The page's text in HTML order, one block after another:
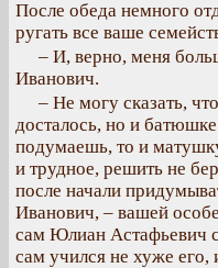
После обеда немного
ругать все ваше
– И, верно, меня
Иванович.
– Не могу сказать,
досталось, но и
подумаешь, то и
и трудное, решить не
после начали
Иванович, – вашей
сам Юлиан Астафьевич
сам учился не хуже